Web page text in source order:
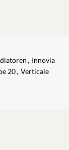
, Innovia
20, Verticale